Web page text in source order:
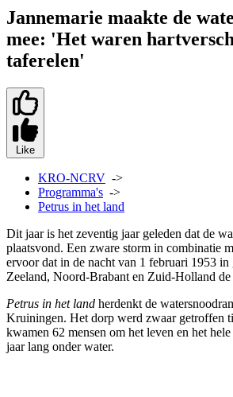
Jannemarie maakte de
mee: 'Het waren
taferelen'
Like
KRO-NCRV ->
Programma's ->
Petrus in het land
Dit jaar is het zeventig jaar geleden dat de
plaatsvond. Een zware storm in combinatie
ervoor dat in de nacht van 1 februari 1953 in
Zeeland, Noord-Brabant en Zuid-Holland
Petrus in het land herdenkt de
Kruiningen. Het dorp werd zwaar getroffen
kwamen 62 mensen om het leven en het
jaar lang onder water.